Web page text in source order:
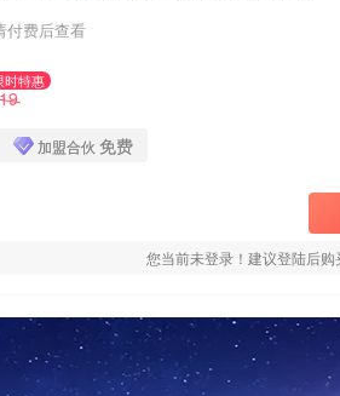
付费后查看
时特惠
19
加盟合伙 免费
您当前未登录！建议登陆后